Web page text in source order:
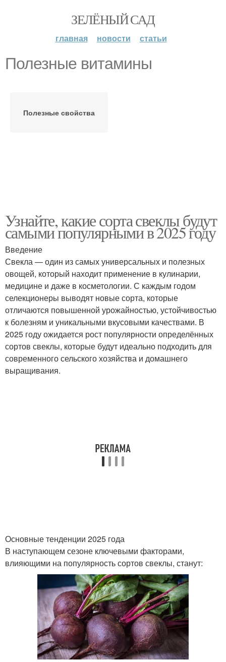
ЗЕЛЁНЫЙ САД
главная новости статьи
Полезные витамины
Полезные свойства
Узнайте, какие сорта свеклы будут
самыми популярными в 2025 году
Введение
Свекла — один из самых универсальных и полезных
овощей, который находит применение в кулинарии,
медицине и даже в косметологии. С каждым годом
селекционеры выводят новые сорта, которые
отличаются повышенной урожайностью, устойчивостью
к болезням и уникальными вкусовыми качествами. В
2025 году ожидается рост популярности определённых
сортов свеклы, которые будут идеально подходить для
современного сельского хозяйства и домашнего
выращивания.
Основные тенденции 2025 года
В наступающем сезоне ключевыми факторами,
влияющими на популярность сортов свеклы, станут: